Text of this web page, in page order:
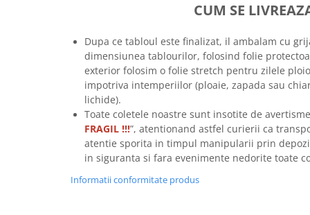
CUM SE
Dupa ce tabloul este finalizat, il ambalam cu
dimensiunea tablourilor, folosind folie
exterior folosim o folie stretch pentru zilele
impotriva intemperiilor (ploaie, zapada sau
lichide).
Toate coletele noastre sunt insotite de
FRAGIL !!!”, atentionand astfel curierii ca
atentie sporita in timpul manipularii prin
in siguranta si fara evenimente nedorite toate
Informatii conformitate produs